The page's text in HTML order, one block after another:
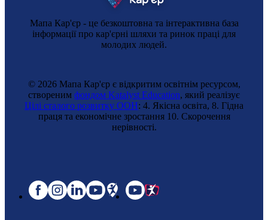
Мапа Кар'єр - це безкоштовна та інтерактивна база
інформації про кар'єрні шляхи та ринок праці для
молодих людей.
© 2026 Мапа Кар'єр є відкритим освітнім ресурсом,
створеним фондом Katalyst Education, який реалізує
Цілі сталого розвитку ООН: 4. Якісна освіта, 8. Гідна
праця та економічне зростання 10. Cкорочення
нерівності.